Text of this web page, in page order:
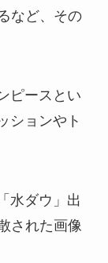
など、その
ピースとい
ションやト
水ダウ」出
された画像